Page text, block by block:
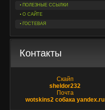
ПОЛЕЗНЫЕ ССЫЛКИ
О САЙТЕ
ГОСТЕВАЯ
Контакты
Скайп
sheldor232
Почта
wotskins2 собака yandex.ru